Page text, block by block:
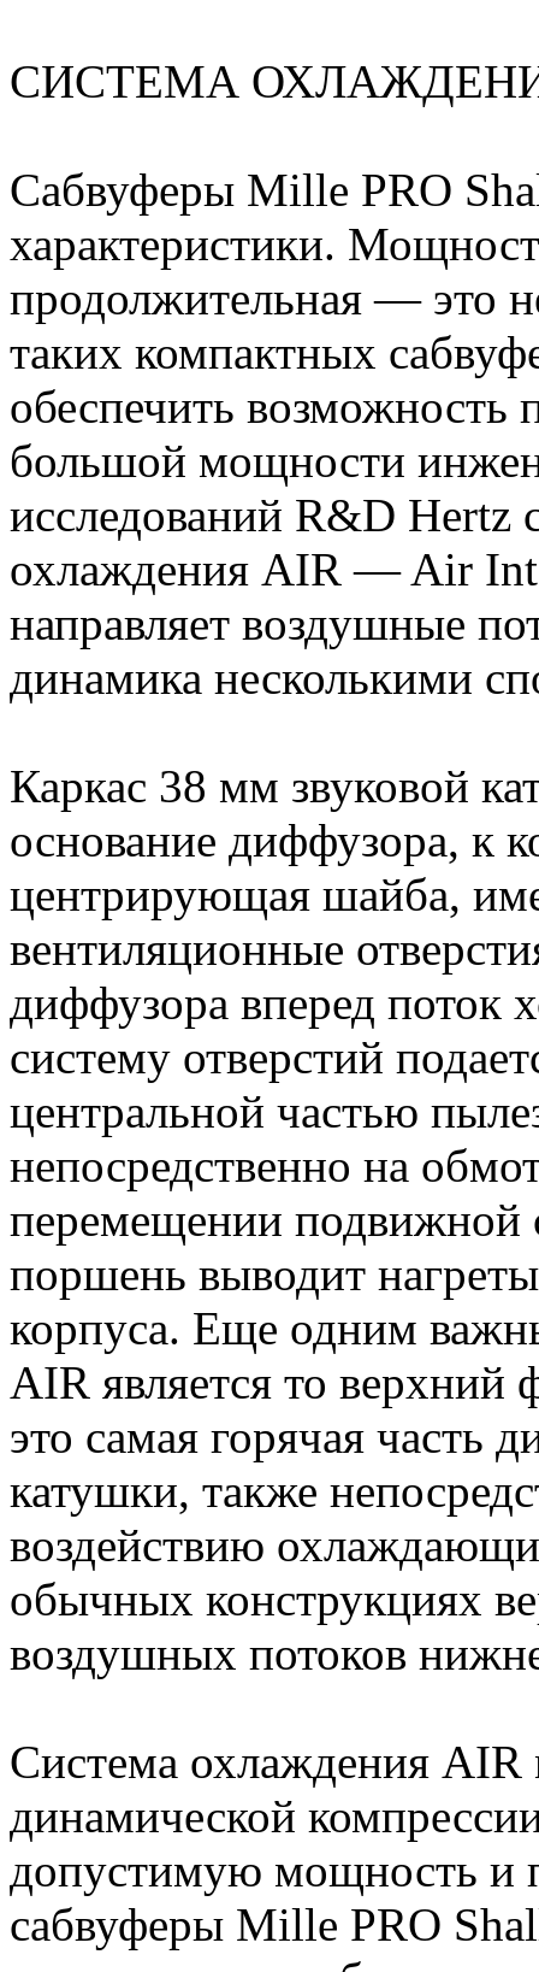
СИСТЕМА
Сабвуферы Mille PRO
характеристики.
продолжительная — это
таких компактных
обеспечить возможность
большой мощности
исследований R&D Hertz
охлаждения AIR — Air
направляет воздушные
динамика несколькими
Каркас 38 мм звуковой
основание диффузора, к
центрирующая шайба,
вентиляционные
диффузора вперед поток
систему отверстий
центральной частью
непосредственно на
перемещении подвижной
поршень выводит
корпуса. Еще одним
AIR является то верхний
это самая горячая часть
катушки, также
воздействию
обычных конструкциях
воздушных потоков
Система охлаждения
динамической
допустимую мощность и
сабвуферы Mille PRO